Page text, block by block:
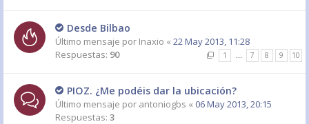
Desde Bilbao
Último mensaje por Inaxio « 22 May 2013, 11:28
Respuestas: 90 1 … 7 8 9 10
PIOZ. ¿Me podéis dar la ubicación?
Último mensaje por antoniogbs « 06 May 2013, 20:15
Respuestas: 3